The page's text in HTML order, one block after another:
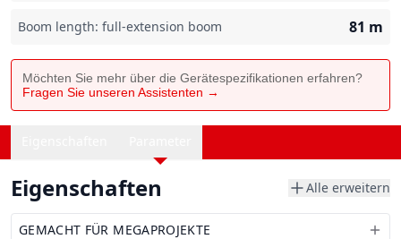
Boom length: full-extension boom 81 m
Möchten Sie mehr über die Gerätespezifikationen erfahren?
Fragen Sie unseren Assistenten →
Eigenschaften Alle erweitern
GEMACHT FÜR MEGAPROJEKTE